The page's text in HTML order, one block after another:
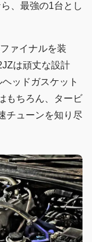
、最強の1台とし
ァイナルを装
は頑丈な設計
ッドガスケット
もちろん、タービ
チューンを知り尽